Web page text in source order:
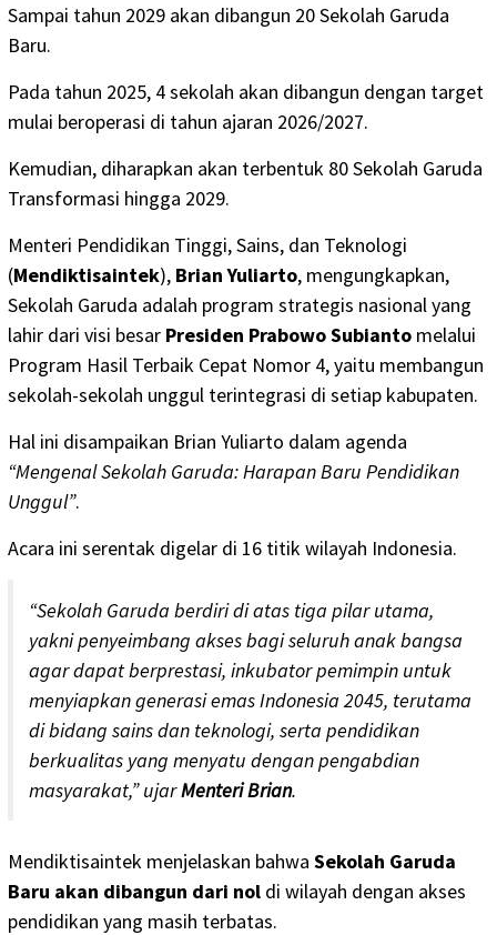
Sampai tahun 2029 akan dibangun 20 Sekolah Garuda
Baru.
Pada tahun 2025, 4 sekolah akan dibangun dengan target
mulai beroperasi di tahun ajaran 2026/2027.
Kemudian, diharapkan akan terbentuk 80 Sekolah Garuda
Transformasi hingga 2029.
Menteri Pendidikan Tinggi, Sains, dan Teknologi
(Mendiktisaintek), Brian Yuliarto, mengungkapkan,
Sekolah Garuda adalah program strategis nasional yang
lahir dari visi besar Presiden Prabowo Subianto melalui
Program Hasil Terbaik Cepat Nomor 4, yaitu membangun
sekolah-sekolah unggul terintegrasi di setiap kabupaten.
Hal ini disampaikan Brian Yuliarto dalam agenda
“Mengenal Sekolah Garuda: Harapan Baru Pendidikan
Unggul”.
Acara ini serentak digelar di 16 titik wilayah Indonesia.
“Sekolah Garuda berdiri di atas tiga pilar utama,
yakni penyeimbang akses bagi seluruh anak bangsa
agar dapat berprestasi, inkubator pemimpin untuk
menyiapkan generasi emas Indonesia 2045, terutama
di bidang sains dan teknologi, serta pendidikan
berkualitas yang menyatu dengan pengabdian
masyarakat,” ujarMenteri Brian.
Mendiktisaintek menjelaskan bahwa Sekolah Garuda
Baru akan dibangun dari nol di wilayah dengan akses
pendidikan yang masih terbatas.